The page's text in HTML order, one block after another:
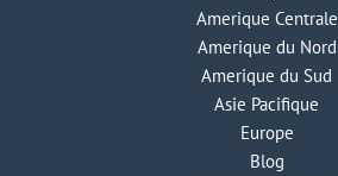
Amerique Centrale
Amerique du Nord
Amerique du Sud
Asie Pacifique
Europe
Blog